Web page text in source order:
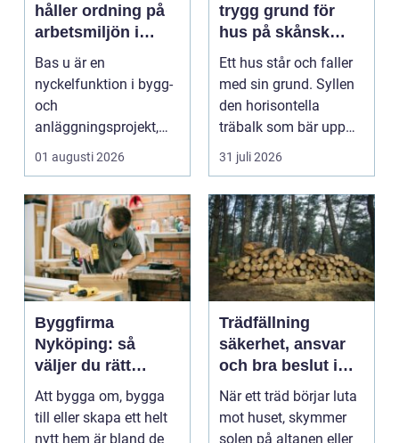
håller ordning på
arbetsmiljön i
byggprojekt
Bas u är en
nyckelfunktion i bygg-
och
anläggningsprojekt,
med ansvar för att
arbetsm...
01 augusti 2026
trygg grund för
hus på skånsk
mark
Ett hus står och faller
med sin grund. Syllen
den horisontella
träbalk som bär upp
väggarna mot pla...
31 juli 2026
Byggfirma
Nyköping: så
väljer du rätt
partner för ditt
projekt
Att bygga om, bygga
till eller skapa ett helt
nytt hem är bland de
Trädfällning
säkerhet, ansvar
och bra beslut i
trädgården
När ett träd börjar luta
mot huset, skymmer
solen på altanen eller